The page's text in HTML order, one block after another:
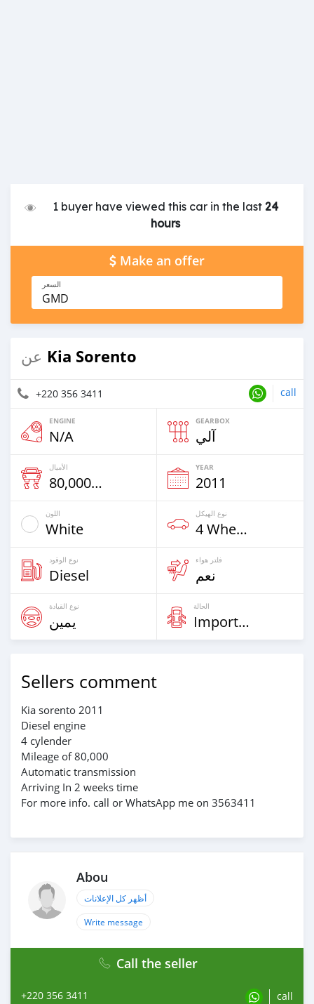
1 buyer have viewed this car in the last24
hours
Make an offer
السعر
GMD
عن Kia Sorento
+220 356 3411 call
ENGINE
N/A
GEARBOX
آلي
الأميال
80,000 Km
YEAR
2011
اللون
White
نوع الهيكل
4 Wheel Drives & SUVs
نوع الوقود
Diesel
فلتر هواء
نعم
نوع القيادة
يمين
الحالة
Imported
Sellers comment
Kia sorento 2011
Diesel engine
4 cylender
Mileage of 80,000
Automatic transmission
Arriving In 2 weeks time
For more info. call or WhatsApp me on 3563411
Abou
أظهر كل الإعلانات
Write message
Call the seller
+220 356 3411 call